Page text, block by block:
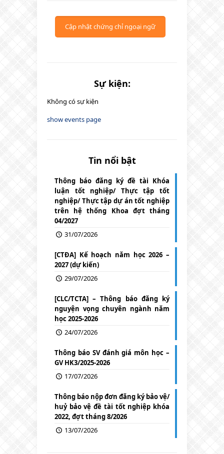
Cập nhật chứng chỉ ngoại ngữ
Sự kiện:
Không có sự kiện
show events page
Tin nổi bật
Thông báo đăng ký đề tài Khóa
luận tốt nghiệp/ Thực tập tốt
nghiệp/ Thực tập dự án tốt nghiệp
trên hệ thống Khoa đợt tháng
04/2027
31/07/2026
[CTĐA] Kế hoạch năm học 2026 –
2027 (dự kiến)
29/07/2026
[CLC/TCTA] – Thông báo đăng ký
nguyện vọng chuyên ngành năm
học 2025-2026
24/07/2026
Thông báo SV đánh giá môn học –
GV HK3/2025-2026
17/07/2026
Thông báo nộp đơn đăng ký bảo vệ/
huỷ bảo vệ đề tài tốt nghiệp khóa
2022, đợt tháng 8/2026
13/07/2026